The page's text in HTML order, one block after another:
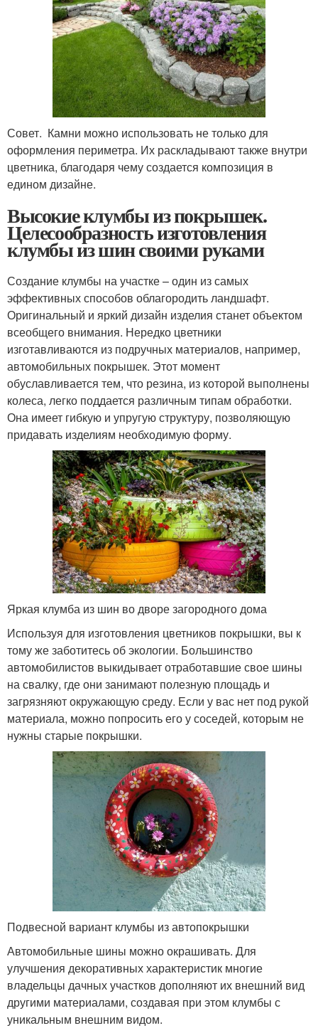
Совет. Камни можно использовать не только для
оформления периметра. Их раскладывают также внутри
цветника, благодаря чему создается композиция в
едином дизайне.
Высокие клумбы из покрышек.
Целесообразность изготовления
клумбы из шин своими руками
Создание клумбы на участке – один из самых
эффективных способов облагородить ландшафт.
Оригинальный и яркий дизайн изделия станет объектом
всеобщего внимания. Нередко цветники
изготавливаются из подручных материалов, например,
автомобильных покрышек. Этот момент
обуславливается тем, что резина, из которой выполнены
колеса, легко поддается различным типам обработки.
Она имеет гибкую и упругую структуру, позволяющую
придавать изделиям необходимую форму.
Яркая клумба из шин во дворе загородного дома
Используя для изготовления цветников покрышки, вы к
тому же заботитесь об экологии. Большинство
автомобилистов выкидывает отработавшие свое шины
на свалку, где они занимают полезную площадь и
загрязняют окружающую среду. Если у вас нет под рукой
материала, можно попросить его у соседей, которым не
нужны старые покрышки.
Подвесной вариант клумбы из автопокрышки
Автомобильные шины можно окрашивать. Для
улучшения декоративных характеристик многие
владельцы дачных участков дополняют их внешний вид
другими материалами, создавая при этом клумбы с
уникальным внешним видом.